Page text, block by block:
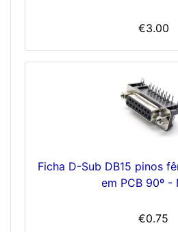
€3.00
Ficha D-Sub DB15 pinos
em PCB 90º -
€0.75